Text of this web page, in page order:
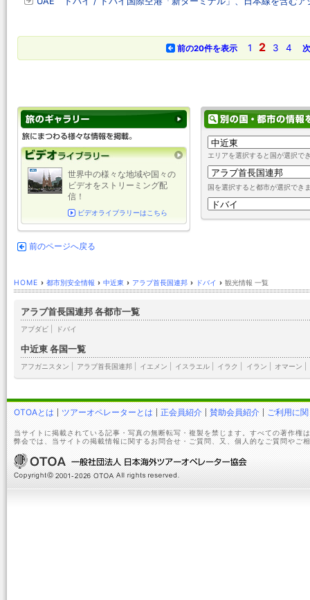
前の20件を表示 1 2 3 4
エリアを選択すると国が選択で
国を選択すると都市が選択でき
世界中の様々な地域や国々の
ビデオをストリーミング配
信！
ビデオライブラリーはこちら
前のページへ戻る
HOME › 都市別安全情報 › 中近東 › アラブ首長国連邦 › ドバイ › 観光情報 一覧
アラブ首長国連邦 各都市一覧
アブダビ ドバイ
中近東 各国一覧
アフガニスタン アラブ首長国連邦 イエメン イスラエル イラク イラン オマーン
OTOAとは ツアーオペレーターとは 正会員紹介 賛助会員紹介 ご利用に
当サイトに掲載されている記事・写真の無断転写・複製を禁じます。すべての著作権
弊会では、当サイトの掲載情報に関するお問合せ・ご質問、又、個人的なご質問やご